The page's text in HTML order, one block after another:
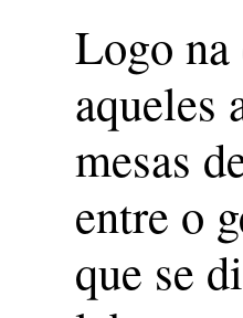
Logo na
aqueles
mesas
entre o
que se